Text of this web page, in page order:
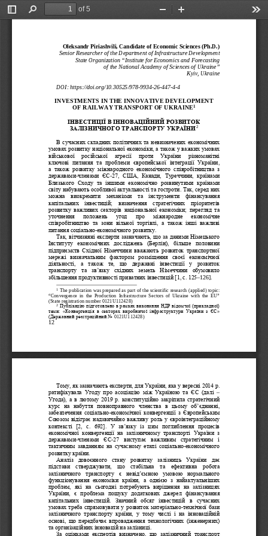
Toggle
Find
of 5
Zoom
12
Oleksandr Piriashvili, Candidate of Economic Sciences (Ph.D.)
Senior Researcher of the Department of Infrastructure Development
State Organization “Institute for Economics and Forecasting
of the National Academy of Sciences of Ukraine”
Kyiv, Ukraine
DOI: https://doi.org/10.30525/978-9934-26- 447-4-4
INVESTMENTS IN THE INNOVATIVE DEVELOPMENT
OF RAILWAY TRANSPORT OF UKRAINE1
ІНВЕСТИЦІЇ В ІННОВАЦІЙНИЙ РОЗВИТОК
ЗАЛІЗНИЧНОГО ТРАНСПОРТУ УКРАЇНИ2
В сучасних складних політичних та невизначених економічних
умовах розвитку національної економіки, а також у важких умовах
військової   російської   агресії   проти   України   різноманітні
ключові  питання  та  проблеми  європейської  інтеграції  України,
а  також  розвитку  міжнародного  економічного  співробітництва  з
державами-членами  ЄС-27,  США,  Канади,  Туреччини,  країнами
Близького  Сходу  та  іншими  економічно  розвинутими  країнами
світу набувають особливої актуальності та гостроти. Так, серед них
можна  виокремити  механізми  та  інструменти  фінансування
капітальних  інвестицій;  визначення  стратегічних  пріоритетів
розвитку  важливих  секторів  національної  економіки;  перегляд  та
уточнення   положень   угод   про   міжнародне   економічне
співробітництво  та  зони  вільної  торгівлі,  а  також  інші  важливі
питання соціально- економічного розвитку.
Так, вітчизняні експерти зазначають, що за даними Німецького
Інституту  економічних  досліджень  (Берлін),  більше  половини
підприємств  Східної  Німеччини  вважають  розвиток  транспортної
мережі  визначальним  фактором  розміщення  своєї  економічної
діяльності,  а  також  те,  що  державні  інвестиції  у  розвиток
транспорту  та  зв’язку  східних  земель  Німеччини  обумовило
збільшення продуктивності приватних інвестицій [1, с. 125 –126].
1
The publication was prepared as part of the scientific research (applied) topic:
“Convergence  in  the  Production  Infrastructure  Sectors  of  Ukraine  with  the  EU”
(State registration number 0121U112428)
2 Публікацію підготовлено в рамках виконання НДР відомчої (прикладної)
теми:  «Конвергенція  в  секторах  виробничої  інфраструктури  України  з  ЄС»
(Державний реєстраційний No 0121U112428)
Тому, як зазначають експерти, для України, яка у вересні 2014 р.
ратифікувала  Угоду  про  асоціацію  між  Україною  та  ЄС  (далі –
Угода), а в лютому 2019 р. конституційно закріпила стратегічний
курс  на  набуття  повноправного  членства  в  цьому  об’єднанні,
забезпечення  соціально- економічної  конвергенції  з Європейським
Союзом відіграє надзвичайно важливу роль у євроінтеграційному
контексті  [2,  с.  692].  У  зв’язку  із  цим  поглиблення  процесів
економічної  конвергенції  на  залізничному  транспорті  України  з
державами-членами  ЄС-27  виступає  важливим  стратегічним  і
тактичним  завданням  на  сучасному  етапі  соціально-економічного
розвитку країни.
Аналіз  довоєнного  стану  розвитку  залізниць  України  дає
підстави  стверджувати,  що  стабільна  та  ефективна  робота
залізничного  транспорту  є  невід’ємною  умовою  нормального
функціонування  економіки  країни,  а  однією  з  найактуальніших
проблем,  які  на  сьогодні  потребують  вирішення  на  залізницях
України,  є  проблема  пошуку  додаткових  джерел  фінансування
капітальних  інвестицій.  Значний  обсяг  інвестицій  в  сучасних
умовах треба спрямовувати у розвиток матеріально- технічної бази
залізничного  транспорту  країни,  у  тому  числі  і  на  інноваційній
основі,  що  передбачає  впровадження  технологічних  (інженерних)
та організаційних інновацій на залізниці.
За  оцінками  експертів  визначено,  що  залізничний  транспорт